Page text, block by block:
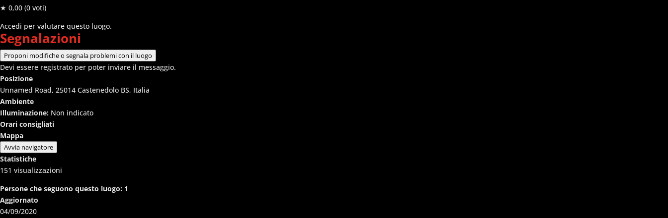
★ 0,00 (0 voti)
Accedi per valutare questo luogo.
Segnalazioni
Proponi modifiche o segnala problemi con il luogo
Devi essere registrato per poter inviare il messaggio.
Posizione
Unnamed Road, 25014 Castenedolo BS, Italia
Ambiente
Illuminazione: Non indicato
Orari consigliati
Mappa
Avvia navigatore
Statistiche
151 visualizzazioni
Persone che seguono questo luogo: 1
Aggiornato
04/09/2020